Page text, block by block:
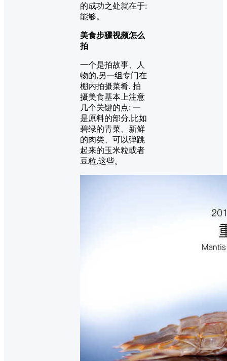
的成功之处就在于:
能够。
美食步骤视频怎么
拍
一个是拍故事、人
物的,另一组专门在
棚内拍摄菜肴. 拍
摄美食基本上注意
几个关键的点: 一
是原料的部分,比如
碧绿的青菜、新鲜
的肉类、可以弹跳
起来的玉米粒或者
豆粒,这些。